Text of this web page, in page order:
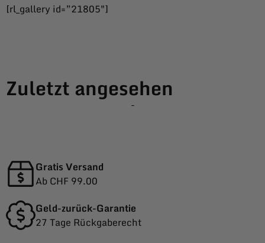
[rl_gallery id=”21805″]
Zuletzt angesehen
-
Gratis Versand
Ab CHF 99.00
Geld-zurück-Garantie
27 Tage Rückgaberecht